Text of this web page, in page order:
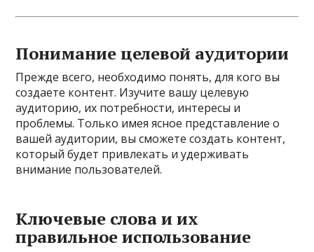
Понимание целевой аудитории
Прежде всего, необходимо понять, для кого вы
создаете контент. Изучите вашу целевую
аудиторию, их потребности, интересы и
проблемы. Только имея ясное представление о
вашей аудитории, вы сможете создать контент,
который будет привлекать и удерживать
внимание пользователей.
Ключевые слова и их
правильное использование